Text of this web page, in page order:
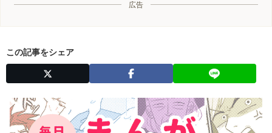
広告
この記事をシェア